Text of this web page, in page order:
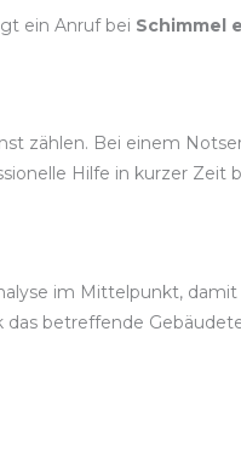
ein Anruf bei Schimmel
zählen. Bei einem
Hilfe in kurzer
im Mittelpunkt,
betreffende